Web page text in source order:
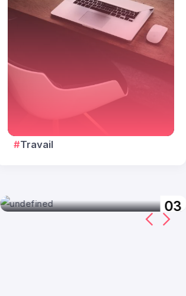
Travail
Ginkgo biloba : mémoire,
03
Juil